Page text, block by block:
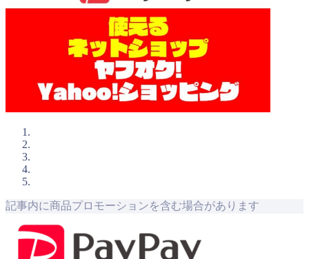
記事内に商品プロモーションを含む場合があります